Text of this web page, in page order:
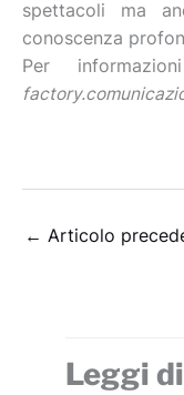
spettacoli ma
conoscenza
Per
← Articolo
Leggi